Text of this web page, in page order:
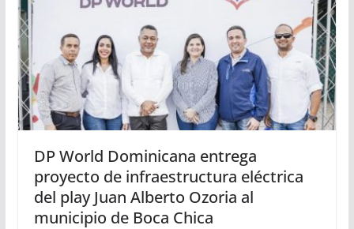
DP World Dominicana entrega
proyecto de infraestructura eléctrica
del play Juan Alberto Ozoria al
municipio de Boca Chica